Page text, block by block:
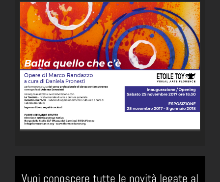
Vuoi conoscere tutte le novità legate al